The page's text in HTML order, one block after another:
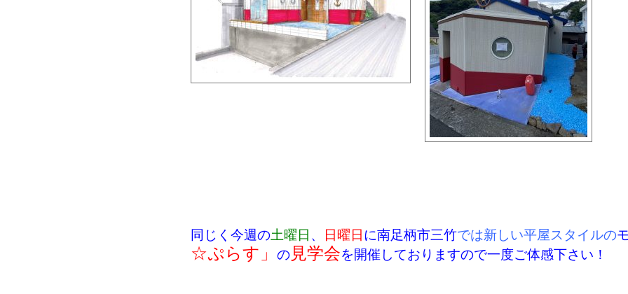
同じく今週の土曜日 、 日曜日に南足柄市三竹では新しい平屋スタイルの
☆ぷらす」
の 見学会を開催しておりますので一度ご体感下さい！